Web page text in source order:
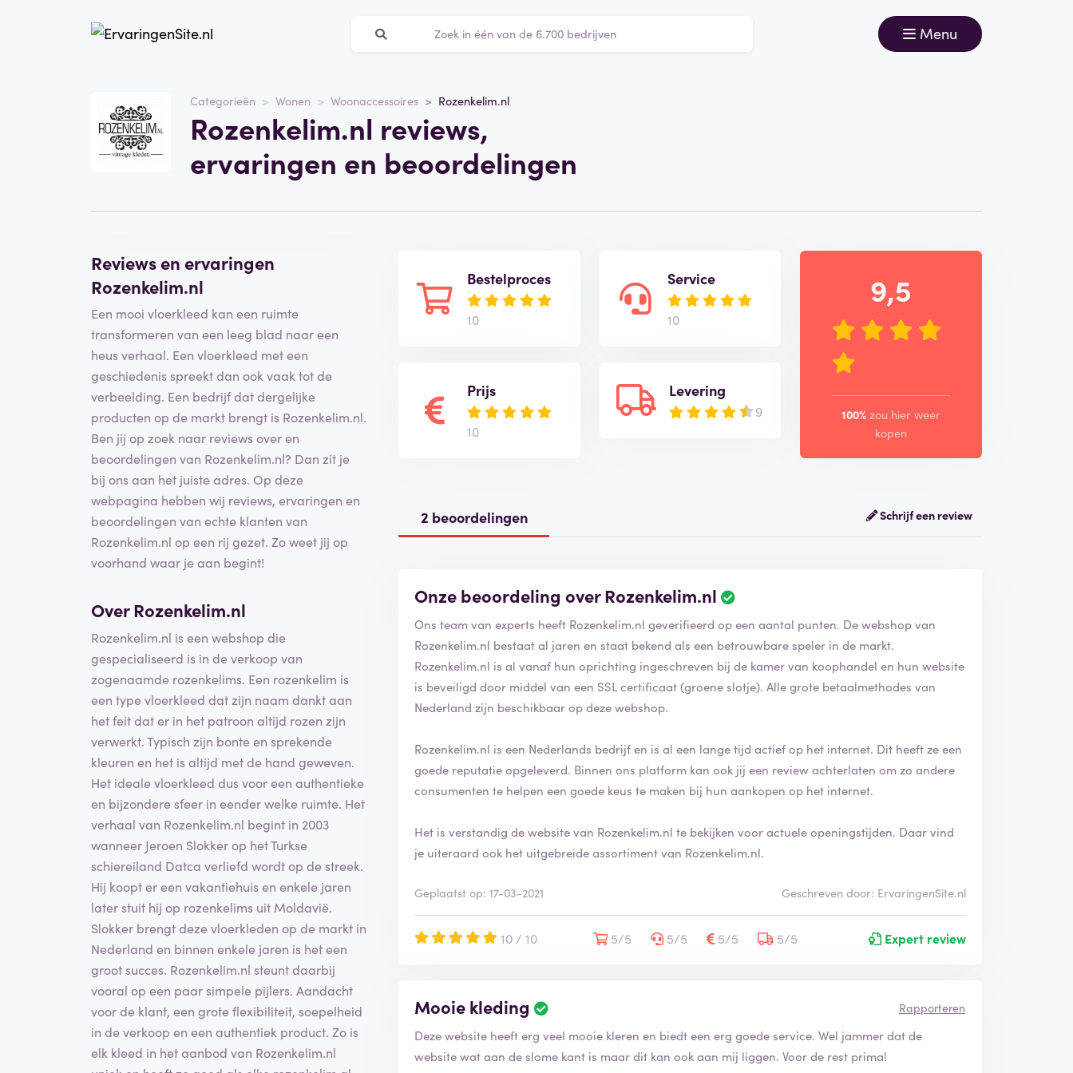
Menu
Categorieën Wonen Woonaccessoires Rozenkelim.nl
Rozenkelim.nl reviews,
ervaringen en beoordelingen
Rozenkelim.nl
Categorie
Wonen
Schrijf een beoordeling
Reviews en ervaringen
Rozenkelim.nl
Een mooi vloerkleed kan een ruimte
transformeren van een leeg blad naar een
heus verhaal. Een vloerkleed met een
geschiedenis spreekt dan ook vaak tot de
verbeelding. Een bedrijf dat dergelijke
producten op de markt brengt is Rozenkelim.nl.
Ben jij op zoek naar reviews over en
beoordelingen van Rozenkelim.nl? Dan zit je
bij ons aan het juiste adres. Op deze
webpagina hebben wij reviews, ervaringen en
beoordelingen van echte klanten van
Rozenkelim.nl op een rij gezet. Zo weet jij op
voorhand waar je aan begint!
Over Rozenkelim.nl
Rozenkelim.nl is een webshop die
gespecialiseerd is in de verkoop van
zogenaamde rozenkelims. Een rozenkelim is
een type vloerkleed dat zijn naam dankt aan
het feit dat er in het patroon altijd rozen zijn
verwerkt. Typisch zijn bonte en sprekende
kleuren en het is altijd met de hand geweven.
Het ideale vloerkleed dus voor een authentieke
en bijzondere sfeer in eender welke ruimte. Het
verhaal van Rozenkelim.nl begint in 2003
wanneer Jeroen Slokker op het Turkse
schiereiland Datca verliefd wordt op de streek.
Hij koopt er een vakantiehuis en enkele jaren
later stuit hij op rozenkelims uit Moldavië.
Slokker brengt deze vloerkleden op de markt in
Nederland en binnen enkele jaren is het een
groot succes. Rozenkelim.nl steunt daarbij
vooral op een paar simpele pijlers. Aandacht
voor de klant, een grote flexibiliteit, soepelheid
in de verkoop en een authentiek product. Zo is
elk kleed in het aanbod van Rozenkelim.nl
Bestelproces
10
Prijs
10
Service
10
Levering
9
9,5
100% zou hier weer
kopen
2 beoordelingen Schrijf een review
Onze beoordeling over Rozenkelim.nl
B
o
o
r
d
e
n
g
i
s
e
v
e
f
e
Ons team van experts heeft Rozenkelim.nl geverifieerd op een aantal punten. De webshop van
Rozenkelim.nl bestaat al jaren en staat bekend als een betrouwbare speler in de markt.
Rozenkelim.nl is al vanaf hun oprichting ingeschreven bij de kamer van koophandel en hun website
is beveiligd door middel van een SSL certificaat (groene slotje). Alle grote betaalmethodes van
Nederland zijn beschikbaar op deze webshop.
Rozenkelim.nl is een Nederlands bedrijf en is al een lange tijd actief op het internet. Dit heeft ze een
goede reputatie opgeleverd. Binnen ons platform kan ook jij een review achterlaten om zo andere
consumenten te helpen een goede keus te maken bij hun aankopen op het internet.
Het is verstandig de website van Rozenkelim.nl te bekijken voor actuele openingstijden. Daar vind
je uiteraard ook het uitgebreide assortiment van Rozenkelim.nl.
Geplaatst op: 17-03-2021 Geschreven door: ErvaringenSite.nl
10 / 10 5/5 5/5 5/5 5/5 Expert review
Mooie kleding
B
o
o
Rapporteren
Deze website heeft erg veel mooie kleren en biedt een erg goede service. Wel jammer dat de
website wat aan de slome kant is maar dit kan ook aan mij liggen. Voor de rest prima!